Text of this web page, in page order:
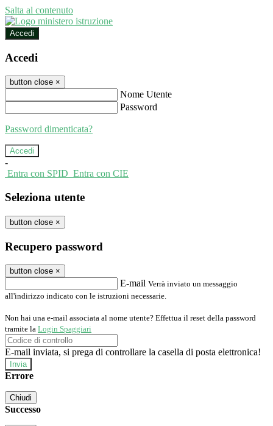
Salta al contenuto
Accedi
Accedi
button close ×
Nome Utente
Password
Password dimenticata?
-
Entra con SPID Entra con CIE
Seleziona utente
button close ×
Recupero password
button close ×
E-mail Verrà inviato un messaggio
all'indirizzo indicato con le istruzioni necessarie.
Non hai una e-mail associata al nome utente? Effettua il reset della password
tramite la Login Spaggiari
E-mail inviata, si prega di controllare la casella di posta elettronica!
Errore
Chiudi
Successo